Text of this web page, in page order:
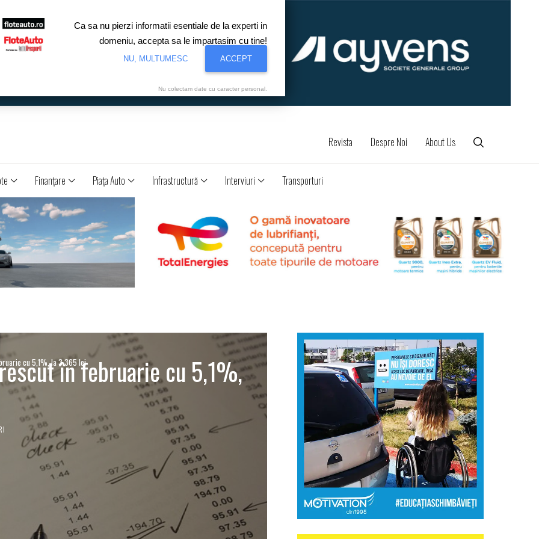
Revista Despre Noi About Us
Finanţare Piaţa Auto Infrastructură Interviuri Transporturi
cu 5,1%, la 3.365 leiîn februarie cu 5,1%,
Ca sa nu pierzi informatii esentiale de la experti in
domeniu, accepta sa le impartasim cu tine!
NU, MULTUMESC ACCEPT
Nu colectam date cu caracter personal.